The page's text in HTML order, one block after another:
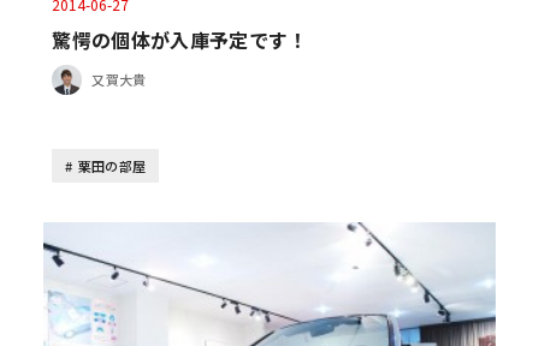
驚愕の個体が入庫予定です！
又賀大貴
栗田の部屋